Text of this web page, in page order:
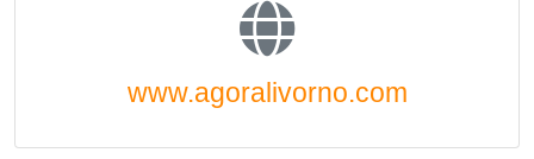
www.agoralivorno.com